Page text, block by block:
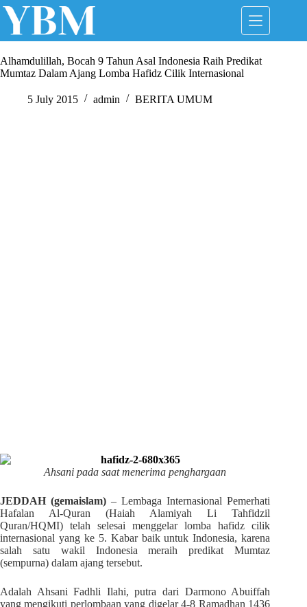
Skip
Alhamdulillah, Bocah 9 Tahun Asal Indonesia Raih Predikat
Mumtaz Dalam Ajang Lomba Hafidz Cilik Internasional
5 July 2015 admin BERITA UMUM
Ahsani pada saat menerima penghargaan
JEDDAH (gemaislam) – Lembaga Internasional Pemerhati
Hafalan Al-Quran (Haiah Alamiyah Li Tahfidzil
Quran/HQMI) telah selesai menggelar lomba hafidz cilik
internasional yang ke 5. Kabar baik untuk Indonesia, karena
salah satu wakil Indonesia meraih predikat Mumtaz
(sempurna) dalam ajang tersebut.
Adalah Ahsani Fadhli Ilahi, putra dari Darmono Abuiffah
yang mengikuti perlombaan yang digelar 4-8 Ramadhan 1436